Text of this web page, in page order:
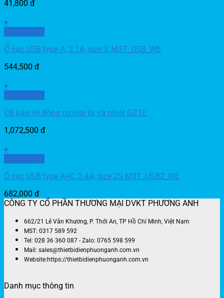
41,800 đ
+
Ổ sạc USB type A, 2.1A, size S M3T_USB_WE
544,500 đ
+
CB bảo vệ động cơ loại từ và nhiệt GZ1E
1,072,500 đ
+
Ổ sạc USB type A+C, 2.4A, size 2S M3T_USB2_WE
682,000 đ
CÔNG TY CỔ PHẦN THƯƠNG MẠI DVKT PHƯƠNG ANH
662/21 Lê Văn Khương, P. Thới An, TP Hồ Chí Minh, Việt Nam
MST: 0317 589 592
Tel: 028 36 360 087 - Zalo: 0765 598 599
Mail: sales@thietbidienphuonganh.com.vn
Website:https://thietbidienphuonganh.com.vn
Danh mục thông tin